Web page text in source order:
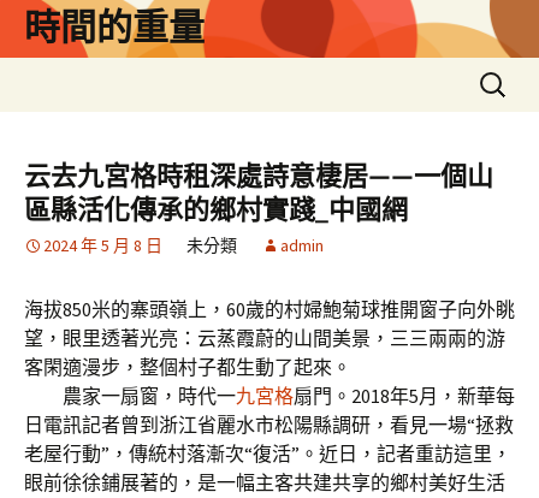
時間的重量
搜
尋
鍵
字:
云去九宮格時租深處詩意棲居——一個山
區縣活化傳承的鄉村實踐_中國網
2024 年 5 月 8 日 未分類 admin
海拔850米的寨頭嶺上，60歲的村婦鮑菊球推開窗子向外眺
望，眼里透著光亮：云蒸霞蔚的山間美景，三三兩兩的游
客閑適漫步，整個村子都生動了起來。
農家一扇窗，時代一九宮格扇門。2018年5月，新華每
日電訊記者曾到浙江省麗水市松陽縣調研，看見一場“拯救
老屋行動”，傳統村落漸次“復活”。近日，記者重訪這里，
眼前徐徐鋪展著的，是一幅主客共建共享的鄉村美好生活